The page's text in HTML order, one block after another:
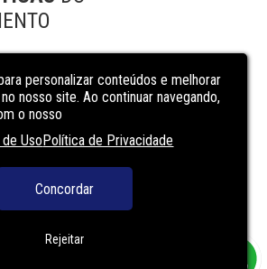
personalizar conteúdos e melhorar
nosso site. Ao continuar navegando,
o nosso
UsoPolítica de Privacidade
Concordar
Rejeitar